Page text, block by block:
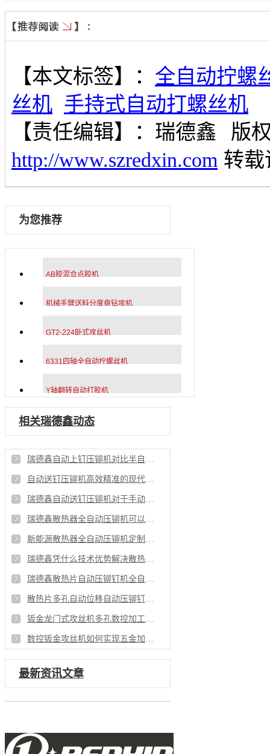
【本文标签】： 全自动拧螺
丝机 手持式自动打螺丝机
【责任编辑】： 瑞德鑫
版
http://www.szredxin.com 转载
为您推荐
AB胶混合点胶机
机械手臂送料分度盘钻攻机
GT2-224卧式攻丝机
6331四轴全自动拧螺丝机
Y轴翻转自动打胶机
相关瑞德鑫动态
最新资讯文章